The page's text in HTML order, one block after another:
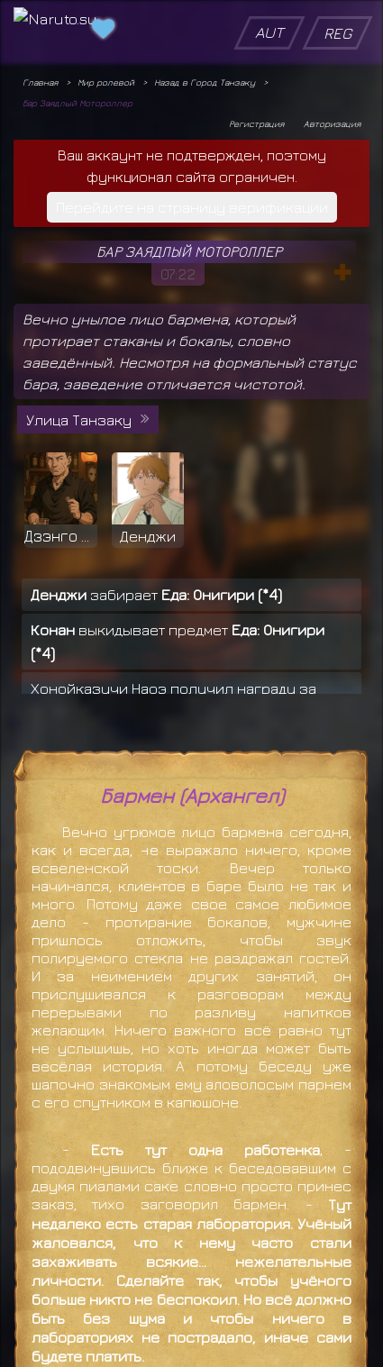
AUT REG
Главная Мир ролевой
Назад в Город Танзаку
Бар Заядлый Мотороллер
Авторизация
Регистрация
Ваш аккаунт не подтвержден, поэтому
функционал сайта ограничен.
БАР ЗАЯДЛЫЙ МОТОРОЛЛЕР
07:22
Вечно унылое лицо бармена, который
протирает стаканы и бокалы, словно
заведённый. Несмотря на формальный статус
бара, заведение отличается чистотой.
Улица Танзаку
Денджи
Денджи забирает Еда: Онигири (*4)
Конан выкидывает предмет Еда: Онигири
(*4)
Хонойказучи Наоэ получил награду за
Рокку получил награду за миссию ранга C
Рокку получил награду за миссию ранга D
Рокку получил награду за миссию ранга D
Рокку получил награду за миссию ранга D
Рокку получил награду за миссию ранга D
Рокку получил награду за миссию ранга D
Рокку не смог(ла) Подростки найдут
кошелек
Какузу получил награду за миссию ранга D
Какузу получил награду за миссию ранга D
Конан получил награду за миссию ранга D
Узумаки Нагато получил награду за миссию
ранга D
Бармен (Архангел)
Вечно угрюмое лицо бармена сегодня,
как и всегда, не выражало ничего, кроме
всвеленской тоски. Вечер только
начинался, клиентов в баре было не так и
много. Потому даже свое самое любимое
дело - протирание бокалов, мужчине
пришлось отложить, чтобы звук
полируемого стекла не раздражал гостей.
И за неимением других занятий, он
прислушивался к разговорам между
перерывами по разливу напитков
желающим. Ничего важного всё равно тут
не услышишь, но хоть иногда может быть
весёлая история. А потому беседу уже
шапочно знакомым ему аловолосым парнем
с его спутником в капюшоне.
- Есть тут одна работенка, -
пододвинувшись ближе к беседовавшим с
двумя пиалами саке словно просто принес
заказ, тихо заговорил бармен. -Тут
недалеко есть старая лаборатория. Учёный
жаловался, что к нему часто стали
захаживать всякие... нежелательные
личности. Сделайте так, чтобы учёного
больше никто не беспокоил. Но всё должно
быть без шума и чтобы ничего в
лабораториях не пострадало, иначе сами
будете платить.